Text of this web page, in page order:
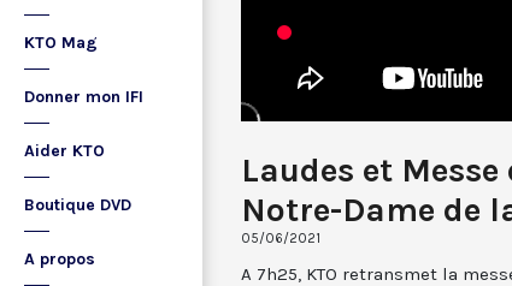
KTO Mag
Donner mon IFI
Aider KTO
Boutique DVD
A propos
Laudes et
Notre-Dame de
05/06/2021
A 7h25, KTO retransmet la